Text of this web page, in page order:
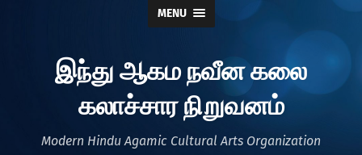
MENU
இந்து ஆகம நவீன கலை
கலாச்சார நிறுவனம்
Modern Hindu Agamic Cultural Arts Organization